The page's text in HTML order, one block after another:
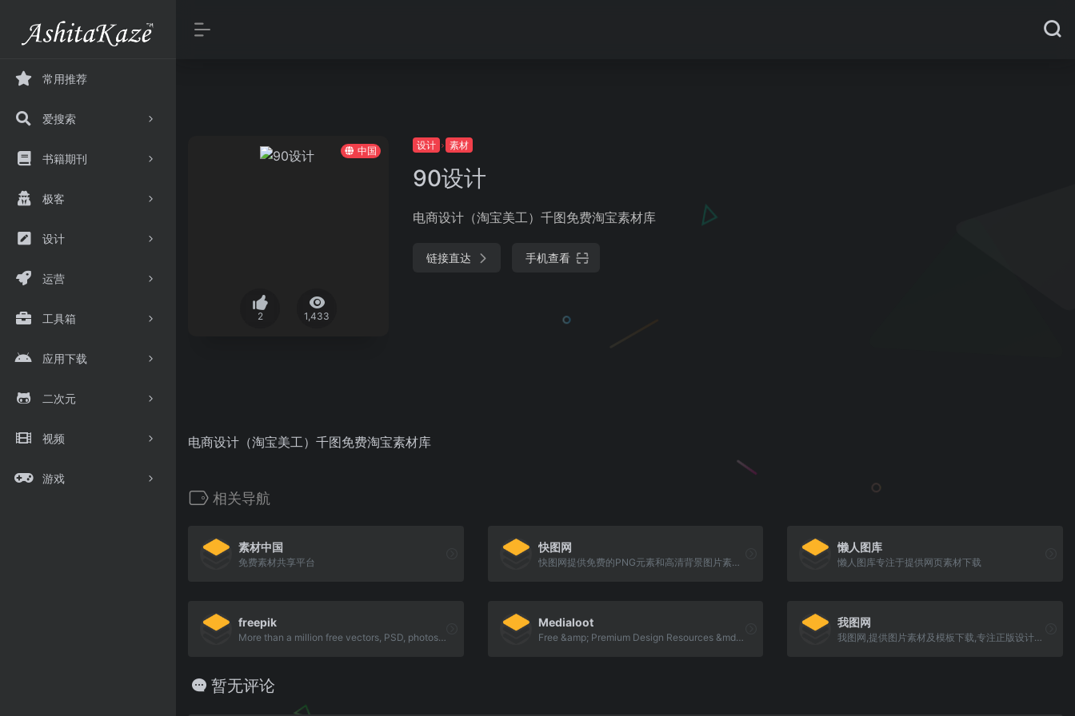
常用推荐
爱搜索
书籍期刊
极客
设计
运营
工具箱
应用下载
二次元
视频
游戏
中国
2 1,433
设计 素材
90设计
电商设计（淘宝美工）千图免费淘宝素材库
链接直达 手机查看
电商设计（淘宝美工）千图免费淘宝素材库
相关导航
素材中国
免费素材共享平台
快图网
快图网提供免费的PNG元素和高清背景图片素材免费下载
懒人图库
懒人图库专注于提供网页素材下载
freepik
More than a million free vectors, PSD, photos and free icons.
Medialoot
Free &amp; Premium Design Resources &mdash; Medialoot
我图网
我图网,提供图片素材及模板下载,专注正版设计作品交易
暂无评论